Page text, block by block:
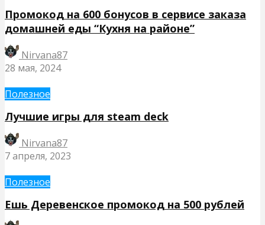
Промокод на 600 бонусов в сервисе заказа
домашней еды “Кухня на районе”
Nirvana87
28 мая, 2024
Полезное
Лучшие игры для steam deck
Nirvana87
7 апреля, 2023
Полезное
Ешь Деревенское промокод на 500 рублей